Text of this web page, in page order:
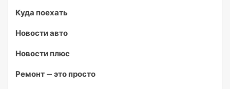
Куда поехать
Новости авто
Новости плюс
Ремонт — это просто